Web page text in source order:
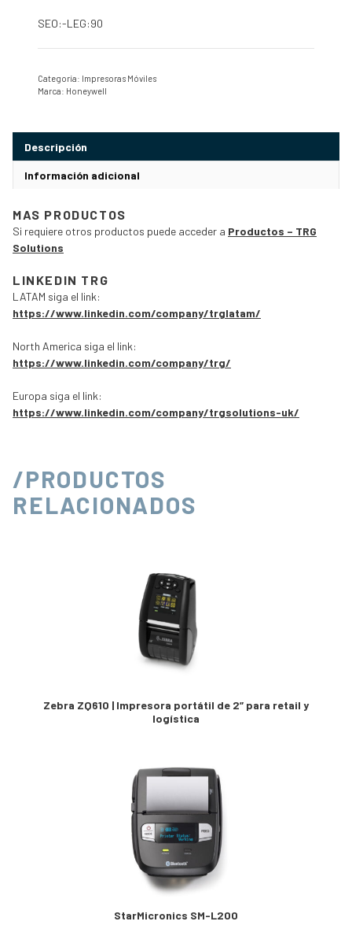
SEO:-LEG:90
Categoría: Impresoras Móviles
Marca: Honeywell
Descripción
Información adicional
MAS PRODUCTOS
Si requiere otros productos puede acceder a Productos – TRG
Solutions
LINKEDIN TRG
LATAM siga el link:
https://www.linkedin.com/company/trglatam/
North America siga el link:
https://www.linkedin.com/company/trg/
Europa siga el link:
https://www.linkedin.com/company/trgsolutions-uk/
/PRODUCTOS
RELACIONADOS
Zebra ZQ610 | Impresora portátil de 2” para retail y
logística
StarMicronics SM-L200